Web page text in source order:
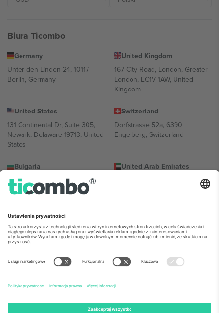
Biura Ticombo
Germany
Unter den Linden 24, 10117
Berlin, Germany
United Kingdom
167 City Road, London, Greater
London, EC1V 1AW, United
Kingdom
United States
131 Continental Dr, Suite 305,
Newark, Delaware 19713, United
States
Switzerland
Dorfstrasse 52a, 6390
Engelberg, Switzerland
Bulgaria
Regus Sofia City West, bul
Totleben 53-55, 1606 Sofia,
United Arab Emirates
UAE Dubai Silicon Oasis, DDP
Building A1, Office 302, Dubai,
Mexico
Av Chapultepec 360, Roma
Norte, Cuauhtémoc, 06700
Ciudad de México, CDMX,
Mexico
Podmiot prawny dostawcy platformy może się różnić w zależności
informacje, sprawdź stronę konkretnego wydarzenia, stopkę i